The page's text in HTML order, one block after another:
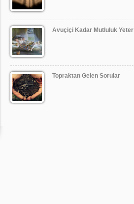
Avuçiçi Kadar Mutluluk Yeter
Topraktan Gelen Sorular